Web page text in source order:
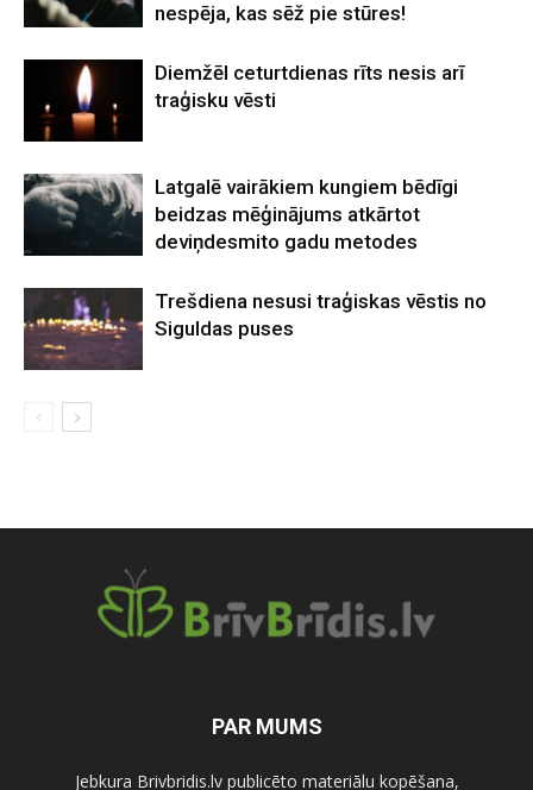
nespēja, kas sēž pie stūres!
Diemžēl ceturtdienas rīts nesis arī
traģisku vēsti
Latgalē vairākiem kungiem bēdīgi
beidzas mēģinājums atkārtot
deviņdesmito gadu metodes
Trešdiena nesusi traģiskas vēstis no
Siguldas puses
PAR MUMS
Jebkura Brivbridis.lv publicēto materiālu kopēšana,